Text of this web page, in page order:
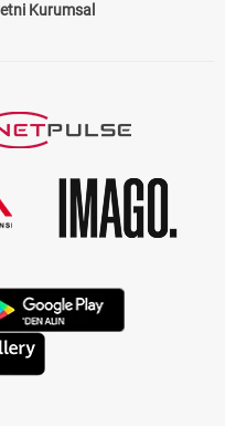
Kurumsal